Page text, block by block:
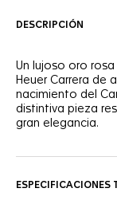
DESCRIPCIÓN
Un lujoso oro
Heuer Carrera de
nacimiento del
distintiva pieza
gran elegancia.
beige brillante y
ESPECIFICACIONES